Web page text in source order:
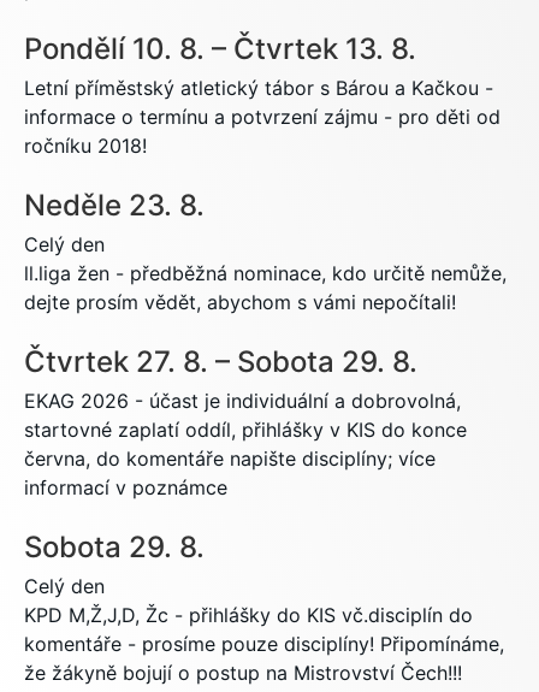
Pondělí 10. 8. – Čtvrtek 13. 8.
Letní příměstský atletický tábor s Bárou a Kačkou -
informace o termínu a potvrzení zájmu - pro děti od
ročníku 2018!
Neděle 23. 8.
Celý den
ll.liga žen - předběžná nominace, kdo určitě nemůže,
dejte prosím vědět, abychom s vámi nepočítali!
Čtvrtek 27. 8. – Sobota 29. 8.
EKAG 2026 - účast je individuální a dobrovolná,
startovné zaplatí oddíl, přihlášky v KIS do konce
června, do komentáře napište disciplíny; více
informací v poznámce
Sobota 29. 8.
Celý den
KPD M,Ž,J,D, Žc - přihlášky do KIS vč.disciplín do
komentáře - prosíme pouze disciplíny! Připomínáme,
že žákyně bojují o postup na Mistrovství Čech!!!